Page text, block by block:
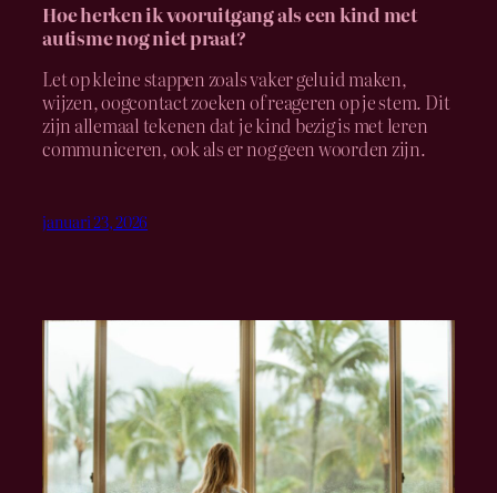
Hoe herken ik vooruitgang als een kind met
autisme nog niet praat?
Let op kleine stappen zoals vaker geluid maken,
wijzen, oogcontact zoeken of reageren op je stem. Dit
zijn allemaal tekenen dat je kind bezig is met leren
communiceren, ook als er nog geen woorden zijn.
januari 23, 2026